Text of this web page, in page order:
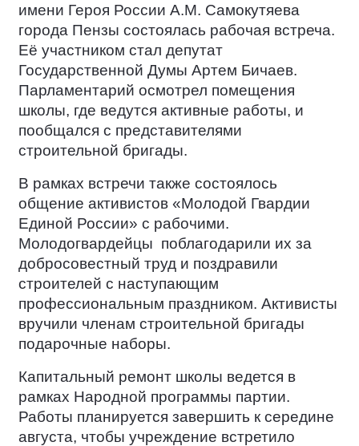
имени Героя России А.М. Самокутяева
города Пензы состоялась рабочая встреча.
Её участником стал депутат
Государственной Думы Артем Бичаев.
Парламентарий осмотрел помещения
школы, где ведутся активные работы, и
пообщался с представителями
строительной бригады.
В рамках встречи также состоялось
общение активистов «Молодой Гвардии
Единой России» с рабочими.
Молодогвардейцы поблагодарили их за
добросовестный труд и поздравили
строителей с наступающим
профессиональным праздником. Активисты
вручили членам строительной бригады
подарочные наборы.
Капитальный ремонт школы ведется в
рамках Народной программы партии.
Работы планируется завершить к середине
августа, чтобы учреждение встретило